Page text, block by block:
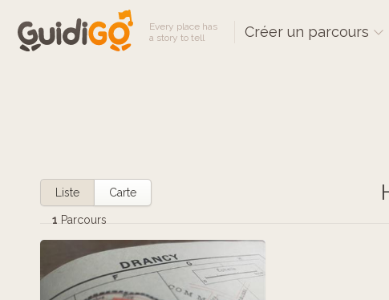
Every place has
a story to tell
Créer un parcours
Liste Carte
1 Parcours